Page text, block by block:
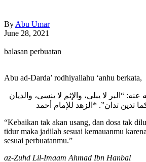
By Abu Umar
June 28, 2021
balasan perbuatan
Abu ad-Darda’ rodhiyallahu ‘anhu berkata,
“البر لا يبلى، والإثم لا ينسى، والديان
تدين تدان”. *الزهد للإمام أحمد
“Kebaikan tak akan usang, dan dosa tak
tidur maka jadilah sesuai kemauanmu
sesuai perbuatanmu.”
az-Zuhd Lil-Imaam Ahmad Ibn Hanbal